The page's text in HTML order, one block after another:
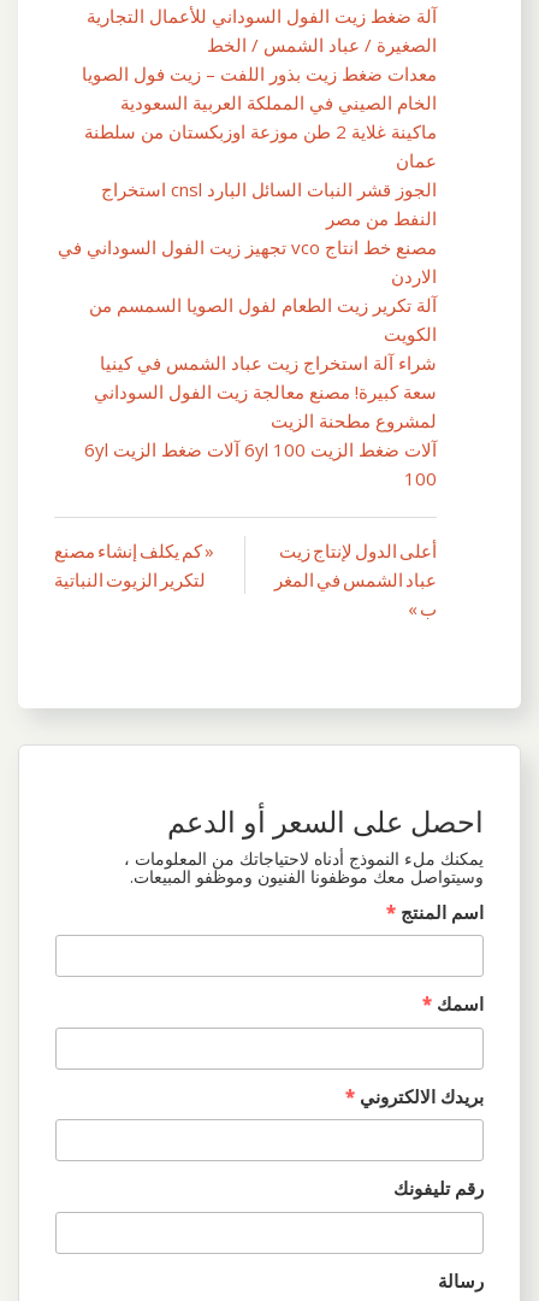
آلة ضغط زيت الفول السوداني للأعمال التجارية
الصغيرة / عباد الشمس / الخط
معدات ضغط زيت بذور اللفت – زيت فول الصويا
الخام الصيني في المملكة العربية السعودية
ماكينة غلاية 2 طن موزعة اوزبكستان من سلطنة
عمان
الجوز قشر النبات السائل البارد cnsl استخراج
النفط من مصر
مصنع خط انتاج vco تجهيز زيت الفول السوداني في
الاردن
آلة تكرير زيت الطعام لفول الصويا السمسم من
الكويت
شراء آلة استخراج زيت عباد الشمس في كينيا
سعة كبيرة! مصنع معالجة زيت الفول السوداني
لمشروع مطحنة الزيت
آلات ضغط الزيت 6yl 100 آلات ضغط الزيت 6yl
100
تصفّح
المقالات
« كم يكلف إنشاء مصنع
لتكرير الزيوت النباتية
أعلى الدول لإنتاج زيت
عباد الشمس في المغر
ب »
احصل على السعر أو الدعم
يمكنك ملء النموذج أدناه لاحتياجاتك من المعلومات ،
وسيتواصل معك موظفونا الفنيون وموظفو المبيعات.
اسم المنتج *
اسمك *
بريدك الالكتروني *
رقم تليفونك
رسالة